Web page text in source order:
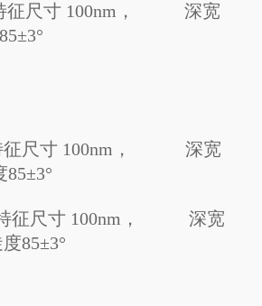
寸 100nm， 深宽
征尺寸 100nm， 深宽
85±3°
征尺寸 100nm， 深宽
度85±3°